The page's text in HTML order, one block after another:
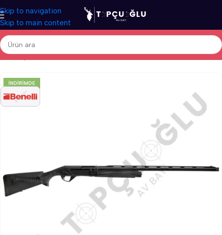
Skip to navigation
Skip to main content
Ana Sayfa/Av Tüfekleri/İthal Av Tüfekleri/Otomatik Av Tüfekleri
İNDIRIMDE